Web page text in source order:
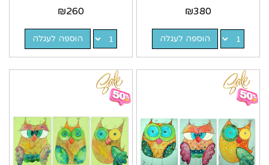
₪380
הוספה לעגלה
₪260
הוספה לעגלה